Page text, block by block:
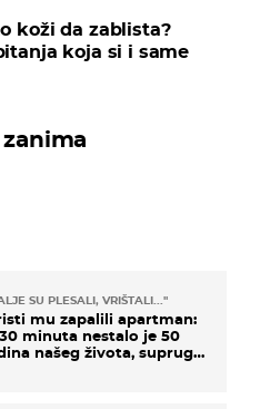
koži da zablista?
koja si i same
SU PLESALI, VRIŠTALI..."
mu zapalili apartman:
minuta nestalo je 50
našeg života, supruga